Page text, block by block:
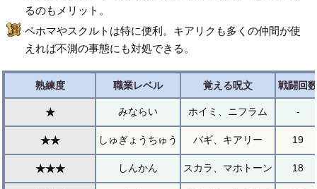
るのもメリット。
ベホマやスクルトは特に便利。キアリクも多くの仲間が使
えれば不測の事態にも対処できる。
熟練度 職業レベル 覚える呪文 戦闘回数
★ みならい ホイミ、ニフラム -
★★ しゅぎょうちゅう バギ、キアリー 19
★★★ しんかん スカラ、マホトーン 18